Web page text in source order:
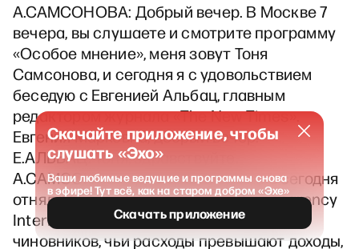
А.САМСОНОВА: Добрый вечер. В Москве 7
вечера, вы слушаете и смотрите программу
«Особое мнение», меня зовут Тоня
Самсонова, и сегодня я с удовольствием
беседую с Евгенией Альбац, главным
редактором журнала «The New Times».
Евгения Марковна, добрый вечер.
Е.АЛЬБАЦ: Тоня, здравствуйте.
А.САМСОНОВА: Дмитрий Медведев сегодня
отнял работу у Навального и у Transparency
International одновременно, заявив, что
чиновников, чьи расходы превышают доходы,
Скачайте приложение, чтобы
слушать «Эхо»
Ваши любимые ведущие и программы снова
в эфире! Тут всё, как на старом добром «Эхе»
Скачать приложение